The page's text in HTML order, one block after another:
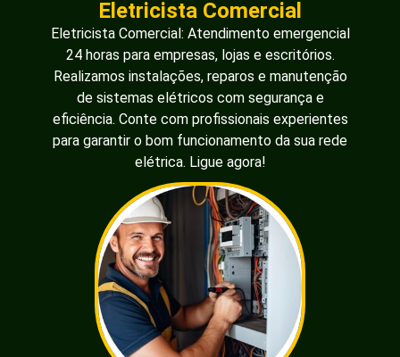
Eletricista Comercial
Eletricista Comercial: Atendimento emergencial
24 horas para empresas, lojas e escritórios.
Realizamos instalações, reparos e manutenção
de sistemas elétricos com segurança e
eficiência. Conte com profissionais experientes
para garantir o bom funcionamento da sua rede
elétrica. Ligue agora!